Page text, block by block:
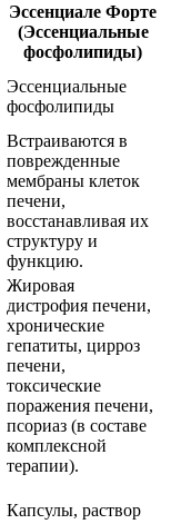
Эссенциале Форте
(Эссенциальные
фосфолипиды)
Эссенциальные
фосфолипиды
Встраиваются в
поврежденные
мембраны клеток
печени,
восстанавливая их
структуру и
функцию.
Жировая
дистрофия печени,
хронические
гепатиты, цирроз
печени,
токсические
поражения печени,
псориаз (в составе
комплексной
терапии).
Капсулы, раствор